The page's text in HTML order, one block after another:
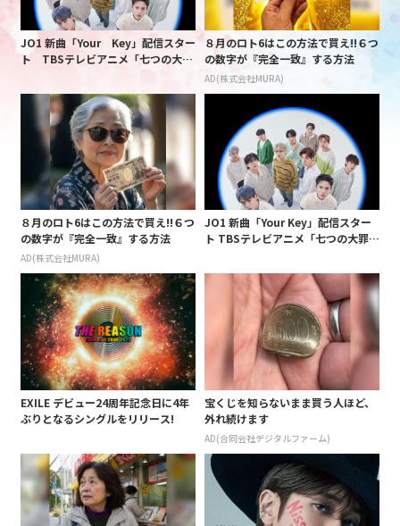
JO1 新曲「Your Key」配信スター
ト TBSテレビアニメ「七つの大
プニング曲として書き下ろし
８月のロト6はこの方法で買え!!６つ
の数字が『完全一致』する方法
AD(株式会社MURA)
８月のロト6はこの方法で買え!!６つ
の数字が『完全一致』する方法
AD(株式会社MURA)
JO1 新曲「Your Key」配信スター
ト TBSテレビアニメ「七つの大罪
ング曲として書き下ろし
EXILE デビュー24周年記念日に4年
ぶりとなるシングルをリリース!
宝くじを知らないまま買う人ほど、
外れ続けます
AD(合同会社デジタルファーム)